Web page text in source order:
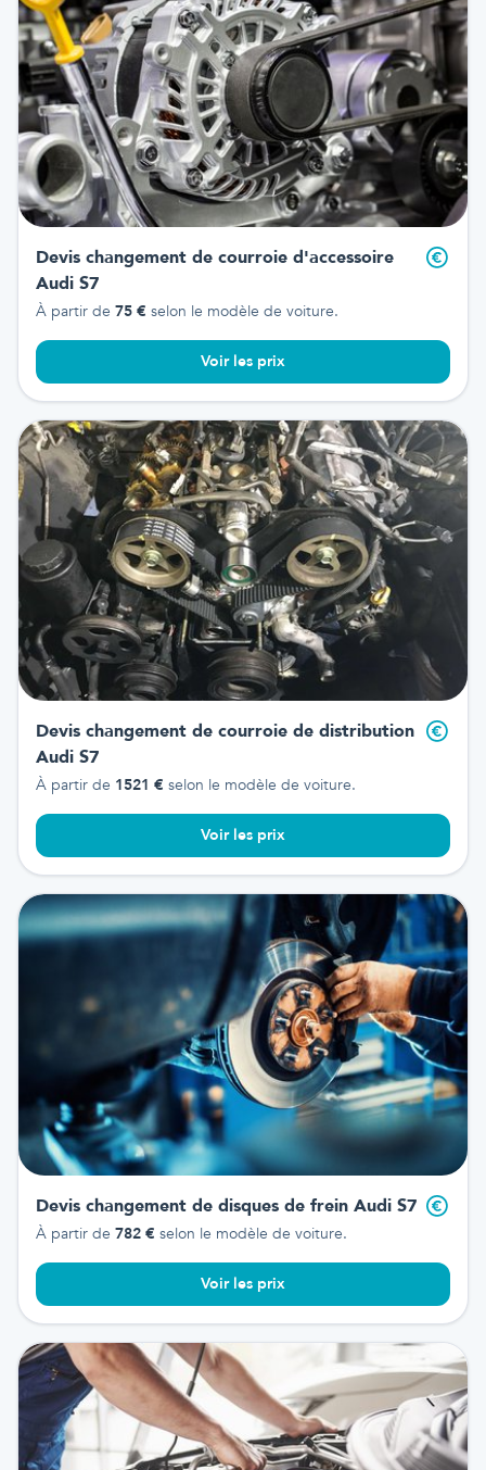
Devis changement de courroie d'accessoire
Audi S7
À partir de 75 € selon le modèle de voiture.
Voir les prix
Devis changement de courroie de distribution
Audi S7
À partir de 1521 € selon le modèle de voiture.
Voir les prix
Devis changement de disques de frein Audi S7
À partir de 782 € selon le modèle de voiture.
Voir les prix